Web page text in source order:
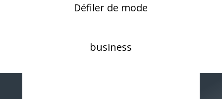
Défiler de mode
business